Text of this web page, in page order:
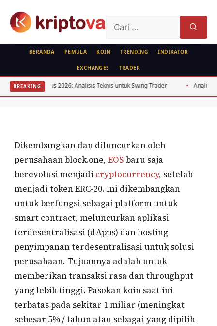
untuk:
BERANDA PEMULA KOIN TRENDING INDIKATOR
EXCHANGES TRADER
BREAKING
2026: Analisis Teknis untuk Swing Trader Analisis Arbitrase
KOIN
EOS
Dikembangkan dan diluncurkan oleh
perusahaan block.one, EOS baru saja
berevolusi menjadi cryptocurrency, setelah
menjadi token ERC-20. Ini dikembangkan
untuk berfungsi sebagai platform untuk
smart contract, meluncurkan aplikasi
terdesentralisasi (dApps) dan hosting
penyimpanan terdesentralisasi untuk solusi
perusahaan. Tujuannya adalah untuk
memberikan transaksi rasa dan throughput
yang lebih tinggi. Pasokan koin saat ini
terbatas pada sekitar 1 miliar (meningkat
sebesar 5% / tahun atau sebagai yang dipilih